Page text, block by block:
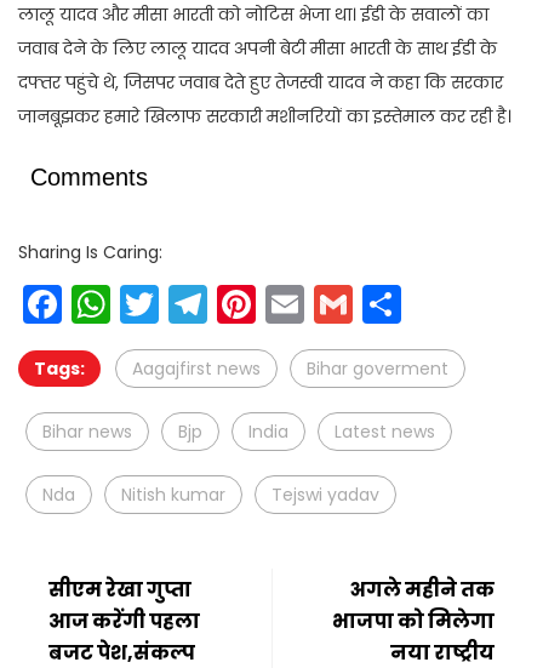
लालू यादव और मीसा भारती को नोटिस भेजा था। ईडी के सवालों का
जवाब देने के लिए लालू यादव अपनी बेटी मीसा भारती के साथ ईडी के
दफ्तर पहुंचे थे, जिसपर जवाब देते हुए तेजस्वी यादव ने कहा कि सरकार
जानबूझकर हमारे खिलाफ सरकारी मशीनरियों का इस्तेमाल कर रही है।
Comments
Sharing Is Caring:
Facebook
WhatsApp
Twitter
Telegram
Pinterest
EmailGmail
Tags: Aagajfirst news Bihar goverment
Bihar news Bjp India Latest news
Nda Nitish kumar Tejswi yadav
सीएम रेखा गुप्ता
आज करेंगी पहला
बजट पेश,संकल्प
अगले महीने तक
भाजपा को मिलेगा
नया राष्ट्रीय